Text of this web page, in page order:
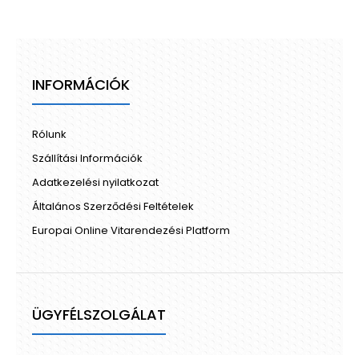
INFORMÁCIÓK
Rólunk
Szállítási Információk
Adatkezelési nyilatkozat
Általános Szerződési Feltételek
Europai Online Vitarendezési Platform
ÜGYFÉLSZOLGÁLAT